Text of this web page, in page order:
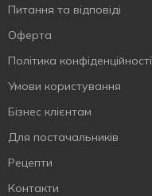
Питання та відповіді
Оферта
Політика конфіденційності
Умови користування
Бізнес клієнтам
Для постачальників
Рецепти
Контакти